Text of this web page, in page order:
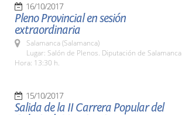
16/10/2017
Pleno Provincial en sesión
extraordinaria
Salamanca (Salamanca)
Lugar: Salón de Plenos. Diputación de Salamanca
Hora: 13:30 h.
15/10/2017
Salida de la II Carrera Popular del